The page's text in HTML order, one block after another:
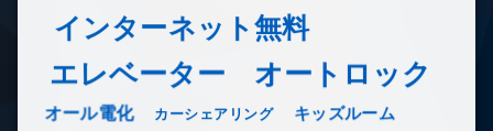
インターネット無料
エレベーター オートロック
オール電化 カーシェアリング キッズルーム